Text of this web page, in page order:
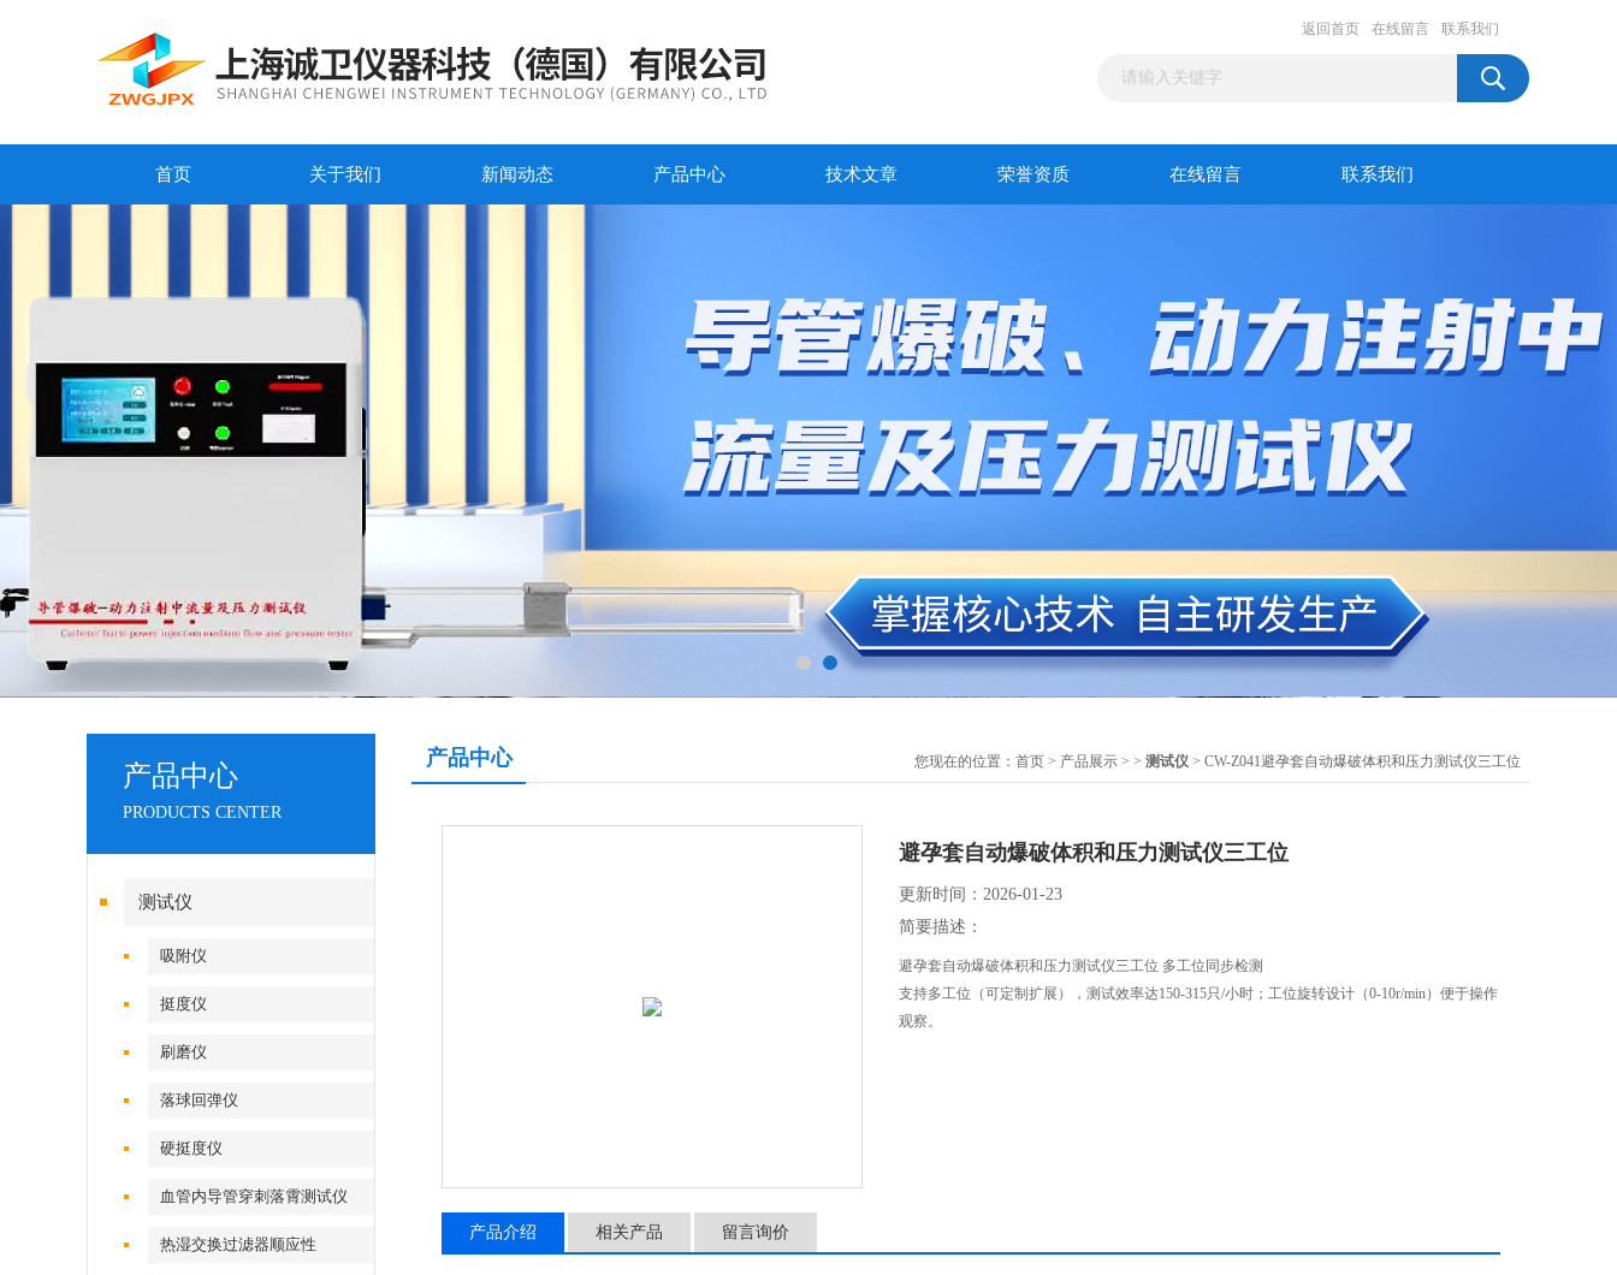
返回首页 在线留言 联系我们
首页 关于我们 新闻动态 产品中心 技术文章 荣誉资质 在线留言 联系我们
产品中心
PRODUCTS CENTER
测试仪
吸附仪
挺度仪
刷磨仪
落球回弹仪
硬挺度仪
血管内导管穿刺落霄测试仪
热湿交换过滤器顺应性
产品中心 您现在的位置： 首页 > 产品展示 > > 测试仪 > CW-Z041避孕套自动爆破体积和压力测试仪三工位
避孕套自动爆破体积和压力测试仪三工位
更新时间：2026-01-23
简要描述：
避孕套自动爆破体积和压力测试仪三工位 ‌多工位同步检测‌
支持多工位（可定制扩展），测试效率达150-315只/小时；工位旋转设计（0-10r/min）便于操作
观察。
产品介绍 相关产品 留言询价